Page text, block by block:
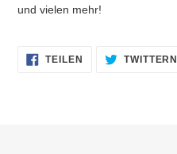
und vielen mehr!
TEILEN
FACEBOOK
TWITTERN